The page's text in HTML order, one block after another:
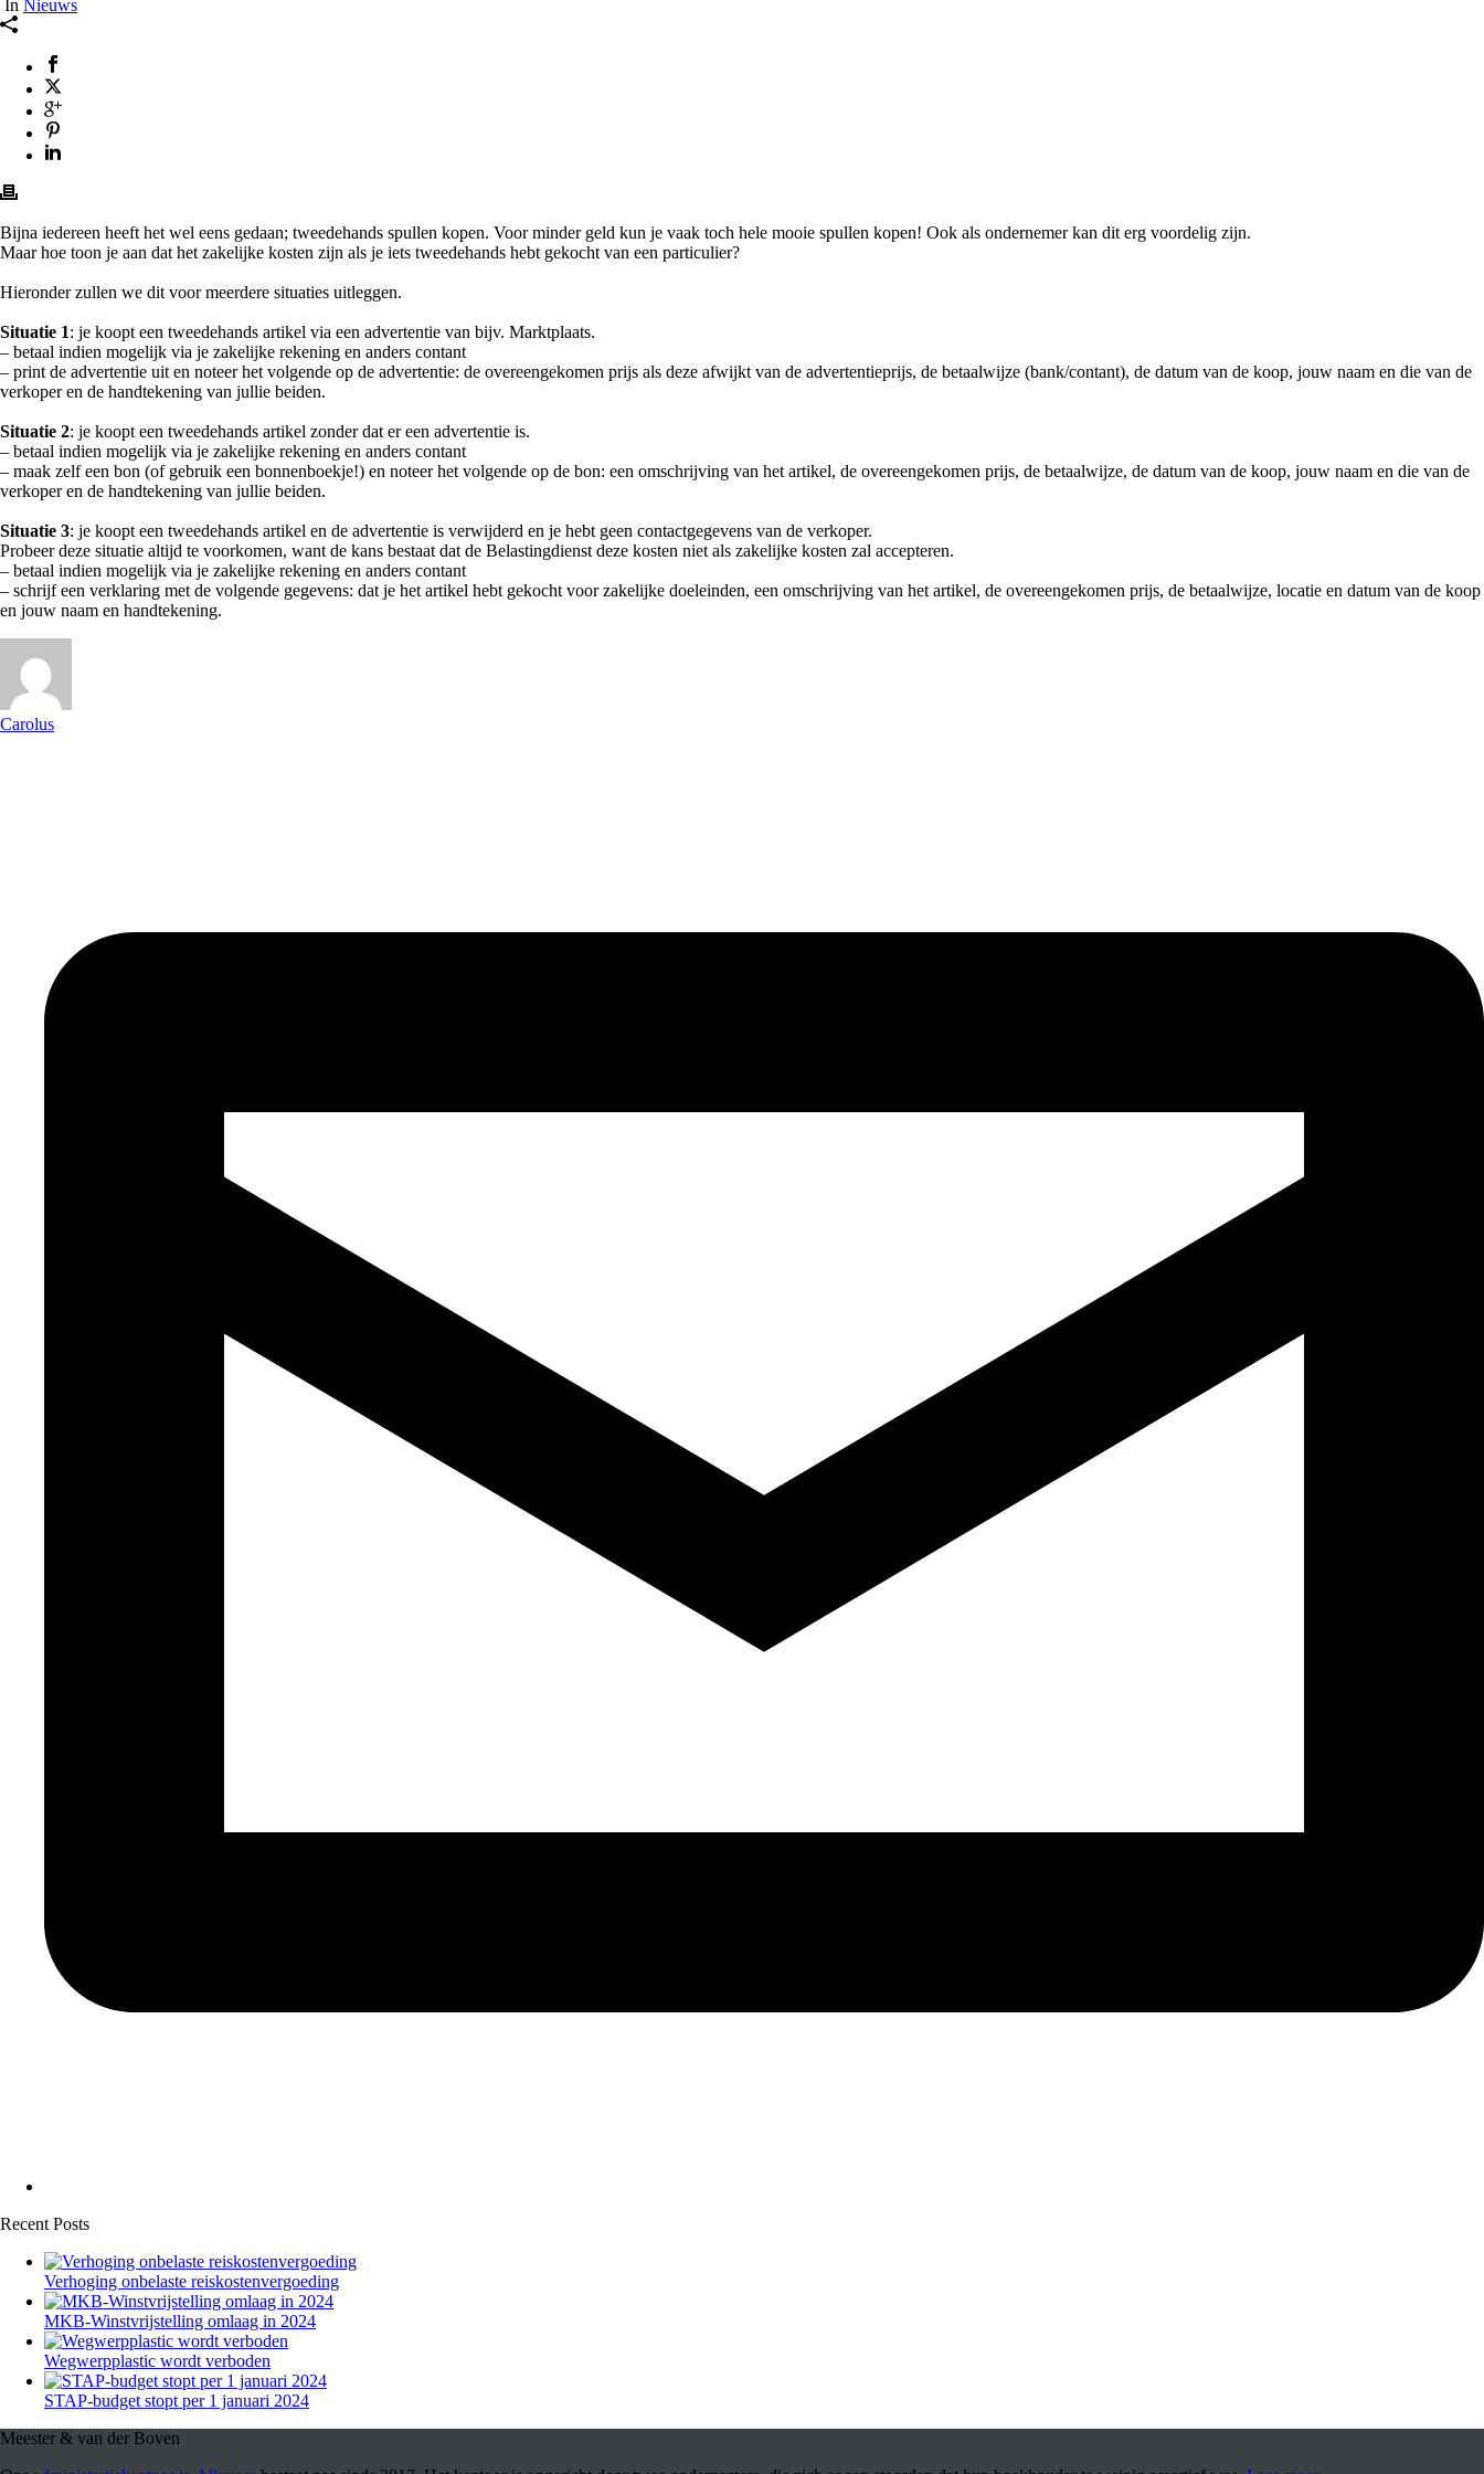
In Nieuws
Bijna iedereen heeft het wel eens gedaan; tweedehands spullen kopen. Voor minder geld kun je vaak toch hele mooie spullen kopen! Ook als ondernemer kan dit erg voordelig zijn. ⁠
Maar hoe toon je aan dat het zakelijke kosten zijn als je iets tweedehands hebt gekocht van een particulier? ⁠
Hieronder zullen we dit voor meerdere situaties uitleggen. ⁠
Situatie 1: je koopt een tweedehands artikel via een advertentie van bijv. Marktplaats.⁠
– betaal indien mogelijk via je zakelijke rekening en anders contant⁠
– print de advertentie uit en noteer het volgende op de advertentie: de overeengekomen prijs als deze afwijkt van de advertentieprijs, de betaalwijze (bank/contant), de datum van de koop, jouw naam en die van de
verkoper en de handtekening van jullie beiden. ⁠
Situatie 2: je koopt een tweedehands artikel zonder dat er een advertentie is.⁠
– betaal indien mogelijk via je zakelijke rekening en anders contant⁠
– maak zelf een bon (of gebruik een bonnenboekje!) en noteer het volgende op de bon: een omschrijving van het artikel, de overeengekomen prijs, de betaalwijze, de datum van de koop, jouw naam en die van de
verkoper en de handtekening van jullie beiden. ⁠
Situatie 3: je koopt een tweedehands artikel en de advertentie is verwijderd en je hebt geen contactgegevens van de verkoper.⁠
Probeer deze situatie altijd te voorkomen, want de kans bestaat dat de Belastingdienst deze kosten niet als zakelijke kosten zal accepteren.⁠
– betaal indien mogelijk via je zakelijke rekening en anders contant⁠
– schrijf een verklaring met de volgende gegevens: dat je het artikel hebt gekocht voor zakelijke doeleinden, een omschrijving van het artikel, de overeengekomen prijs, de betaalwijze, locatie en datum van de koop
en jouw naam en handtekening. ⁠
Carolus
Recent Posts
Verhoging onbelaste reiskostenvergoeding
MKB-Winstvrijstelling omlaag in 2024
Wegwerpplastic wordt verboden
STAP-budget stopt per 1 januari 2024
Meester & van der Boven